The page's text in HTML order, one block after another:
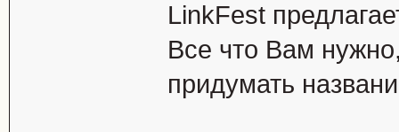
LinkFest
Все что Вам
придумать